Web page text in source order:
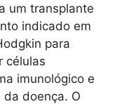
um transplante
indicado em
para
células
imunológico e
doença. O